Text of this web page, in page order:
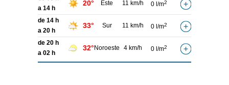
a 14 h
20° Este 11 km/h 0 l/m2
de 14 h
a 20 h
33° Sur 11 km/h 0 l/m2
de 20 h
a 02 h
32° Noroeste 4 km/h 0 l/m2